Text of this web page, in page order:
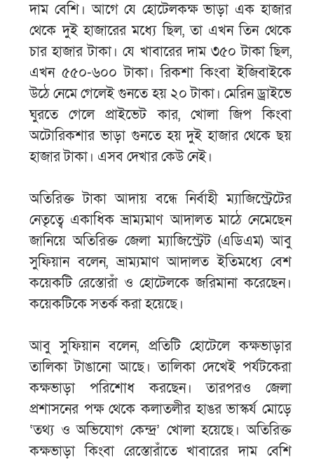
দাম বেশি। আগে যে হোটেলকক্ষ ভাড়া এক হাজার
থেকে দুই হাজারের মধ্যে ছিল, তা এখন তিন থেকে
চার হাজার টাকা। যে খাবারের দাম ৩৫০ টাকা ছিল,
এখন ৫৫০-৬০০ টাকা। রিকশা কিংবা ইজিবাইকে
উঠে নেমে গেলেই গুনতে হয় ২০ টাকা। মেরিন ড্রাইভে
ঘুরতে গেলে প্রাইভেট কার, খোলা জিপ কিংবা
অটোরিকশার ভাড়া গুনতে হয় দুই হাজার থেকে ছয়
হাজার টাকা। এসব দেখার কেউ নেই।
অতিরিক্ত টাকা আদায় বন্ধে নির্বাহী ম্যাজিস্ট্রেটের
নেতৃত্বে একাধিক ভ্রাম্যমাণ আদালত মাঠে নেমেছেন
জানিয়ে অতিরিক্ত জেলা ম্যাজিস্ট্রেট (এডিএম) আবু
সুফিয়ান বলেন, ভ্রাম্যমাণ আদালত ইতিমধ্যে বেশ
কয়েকটি রেস্তোরাঁ ও হোটেলকে জরিমানা করেছেন।
কয়েকটিকে সতর্ক করা হয়েছে।
আবু সুফিয়ান বলেন, প্রতিটি হোটেলে কক্ষভাড়ার
তালিকা টাঙানো আছে। তালিকা দেখেই পর্যটকেরা
কক্ষভাড়া পরিশোধ করছেন। তারপরও জেলা
প্রশাসনের পক্ষ থেকে কলাতলীর হাঙর ভাস্কর্য মোড়ে
‘তথ্য ও অভিযোগ কেন্দ্র’ খোলা হয়েছে। অতিরিক্ত
কক্ষভাড়া কিংবা রেস্তোরাঁতে খাবারের দাম বেশি